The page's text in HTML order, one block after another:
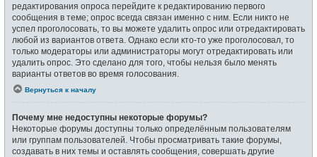
редактирования опроса перейдите к редактированию первого
сообщения в теме; опрос всегда связан именно с ним. Если никто не
успел проголосовать, то вы можете удалить опрос или отредактировать
любой из вариантов ответа. Однако если кто-то уже проголосовал, то
только модераторы или администраторы могут отредактировать или
удалить опрос. Это сделано для того, чтобы нельзя было менять
варианты ответов во время голосования.
Вернуться к началу
Почему мне недоступны некоторые форумы?
Некоторые форумы доступны только определённым пользователям
или группам пользователей. Чтобы просматривать такие форумы,
создавать в них темы и оставлять сообщения, совершать другие